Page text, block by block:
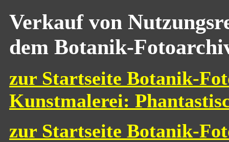
Verkauf von
dem Botanik-
zur Startseite Botanik-
Kunstmalerei:
zur Startseite Botanik-